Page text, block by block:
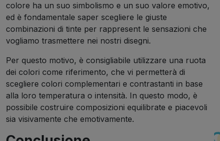
colore ha un suo simbolismo e un suo valore emotivo,
ed è fondamentale saper scegliere le giuste
combinazioni di tinte per rappresent le sensazioni che
vogliamo trasmettere nei nostri disegni.
Per questo motivo, è consigliabile utilizzare una ruota
dei colori come riferimento, che vi permetterà di
scegliere colori complementari e contrastanti in base
alla loro temperatura o intensità. In questo modo, è
possibile costruire composizioni equilibrate e piacevoli
sia visivamente che emotivamente.